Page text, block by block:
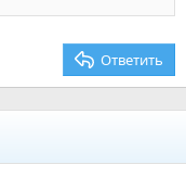
Ответить